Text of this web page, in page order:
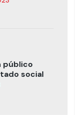
público
social